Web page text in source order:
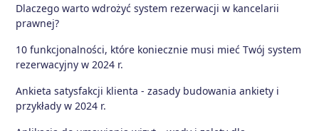
Dlaczego warto wdrożyć system rezerwacji w kancelarii
prawnej?
10 funkcjonalności, które koniecznie musi mieć Twój system
rezerwacyjny w 2024 r.
Ankieta satysfakcji klienta - zasady budowania ankiety i
przykłady w 2024 r.